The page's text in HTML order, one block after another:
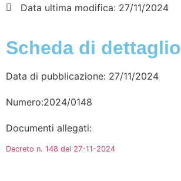
Data ultima modifica: 27/11/2024
Scheda di dettaglio
Data di pubblicazione: 27/11/2024
Numero:2024/0148
Documenti allegati:
Decreto n. 148 del 27-11-2024